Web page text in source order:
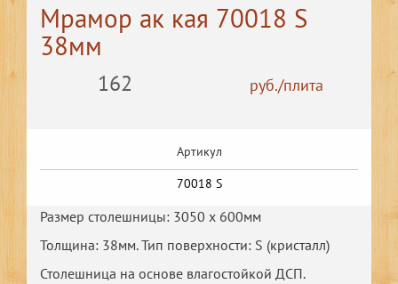
Мрамор ак кая 70018 S
38мм
162 руб./плита
Артикул
70018 S
Размер столешницы: 3050 х 600мм
Толщина: 38мм. Тип поверхности: S (кристалл)
Столешница на основе влагостойкой ДСП.